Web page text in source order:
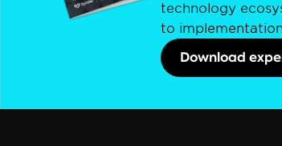
technology
to
Download